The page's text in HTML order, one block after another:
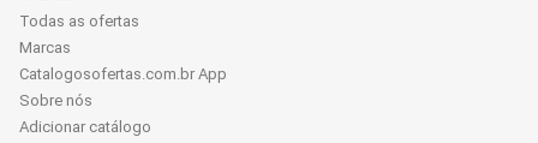
Todas as ofertas
Marcas
Catalogosofertas.com.br App
Sobre nós
Adicionar catálogo